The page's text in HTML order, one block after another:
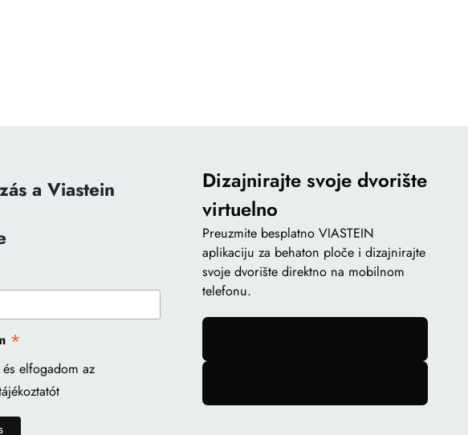
a Viastein
*
és elfogadom az
Dizajnirajte svoje dvorište
virtuelno
Preuzmite besplatno VIASTEIN
aplikaciju za behaton ploče i dizajnirajte
svoje dvorište direktno na mobilnom
telefonu.